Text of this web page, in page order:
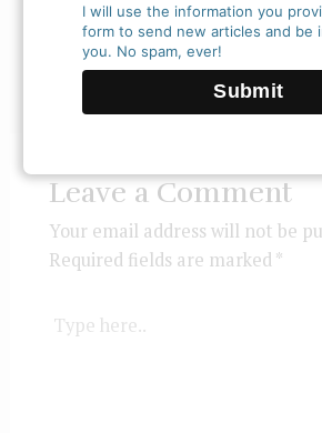
←Previous
Leave a Comment
Your email address will not be
Required fields are marked *
I will use the information you
form to send new articles and be
you. No spam, ever!